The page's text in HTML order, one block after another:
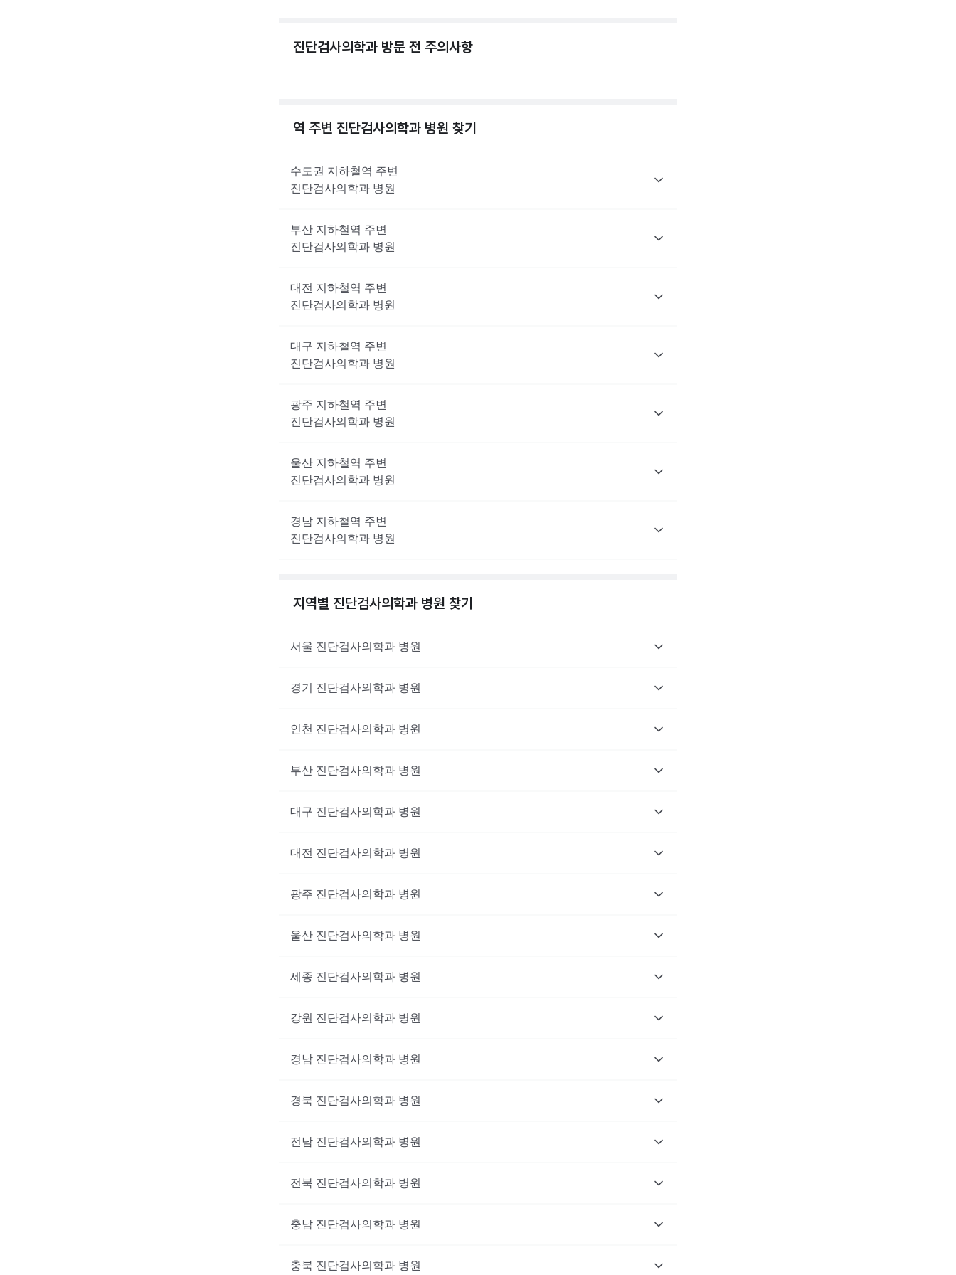
진단검사의학과 방문 전 주의사항
역 주변 진단검사의학과 병원 찾기
수도권 지하철역 주변
진단검사의학과 병원
부산 지하철역 주변
진단검사의학과 병원
대전 지하철역 주변
진단검사의학과 병원
대구 지하철역 주변
진단검사의학과 병원
광주 지하철역 주변
진단검사의학과 병원
울산 지하철역 주변
진단검사의학과 병원
경남 지하철역 주변
진단검사의학과 병원
지역별 진단검사의학과 병원 찾기
서울 진단검사의학과 병원
경기 진단검사의학과 병원
인천 진단검사의학과 병원
부산 진단검사의학과 병원
대구 진단검사의학과 병원
대전 진단검사의학과 병원
광주 진단검사의학과 병원
울산 진단검사의학과 병원
세종 진단검사의학과 병원
강원 진단검사의학과 병원
경남 진단검사의학과 병원
경북 진단검사의학과 병원
전남 진단검사의학과 병원
전북 진단검사의학과 병원
충남 진단검사의학과 병원
충북 진단검사의학과 병원
대기없이 진료를 받고 싶으신가요?